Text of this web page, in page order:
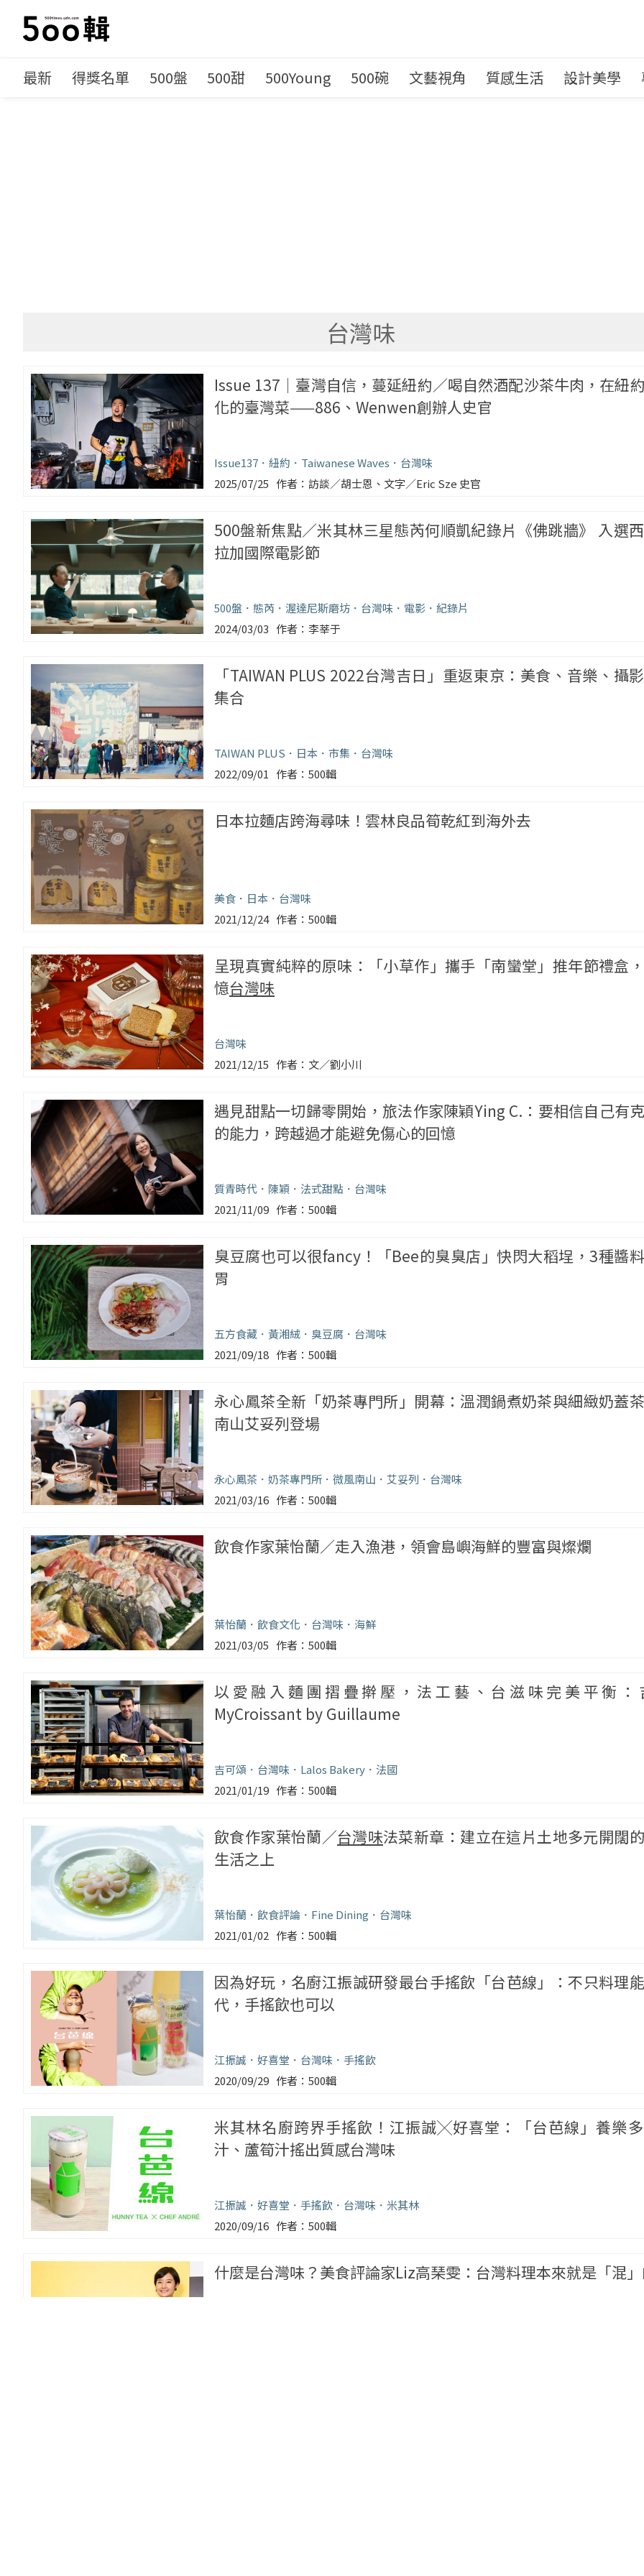
最新 得獎名單 500盤 500甜 500Young 500碗 文藝視角 質感生活 設計美學
台灣味
Issue 137｜臺灣自信，蔓延紐約／喝自然酒配沙茶牛肉，在紐
化的臺灣菜——886、Wenwen創辦人史官
Issue137 紐約 Taiwanese Waves
台灣味
2025/07/25
訪談／胡士恩、文字／Eric Sze 史官
500盤新焦點／米其林三星態芮何順凱紀錄片《佛跳牆》 入選西班牙馬
拉加國際電影節
500盤 態芮 渥達尼斯磨坊 台灣味 電影
紀錄片
2024/03/03
李莘于
「TAIWAN PLUS 2022台灣吉日」重返東京：美食、音樂、攝
集合
TAIWAN PLUS 日本 市集
台灣味
2022/09/01
500輯
日本拉麵店跨海尋味！雲林良品筍乾紅到海外去
美食 日本
台灣味
2021/12/24
500輯
呈現真實純粹的原味：「小草作」攜手「南蠻堂」推年節禮盒
憶台灣味
台灣味
2021/12/15
文／劉小川
遇見甜點一切歸零開始，旅法作家陳穎Ying C.：要相信自己有
的能力，跨越過才能避免傷心的回憶
質青時代 陳穎 法式甜點
台灣味
2021/11/09
500輯
臭豆腐也可以很fancy！「Bee的臭臭店」快閃大稻埕，3種醬
胃
五方食藏 黃湘絨 臭豆腐
台灣味
2021/09/18
500輯
永心鳳茶全新「奶茶專門所」開幕：溫潤鍋煮奶茶與細緻奶蓋
南山艾妥列登場
永心鳳茶 奶茶專門所 微風南山 艾妥列
台灣味
2021/03/16
500輯
飲食作家葉怡蘭／走入漁港，領會島嶼海鮮的豐富與燦爛
葉怡蘭 飲食文化 台灣味
海鮮
2021/03/05
500輯
以愛融入麵團摺疊擀壓，法工藝、台滋味完美平衡：
MyCroissant by Guillaume
吉可頌 台灣味 Lalos Bakery
法國
2021/01/19
500輯
飲食作家葉怡蘭／台灣味法菜新章：建立在這片土地多元開闊
生活之上
葉怡蘭 飲食評論 Fine Dining
台灣味
2021/01/02
500輯
因為好玩，名廚江振誠研發最台手搖飲「台芭線」：不只料理
代，手搖飲也可以
江振誠 好喜堂 台灣味
手搖飲
2020/09/29
500輯
米其林名廚跨界手搖飲！江振誠╳好喜堂：「台芭線」養樂
汁、蘆筍汁搖出質感台灣味
江振誠 好喜堂 手搖飲 台灣味
米其林
2020/09/16
500輯
什麼是台灣味？美食評論家Liz高琹雯：台灣料理本來就是「混